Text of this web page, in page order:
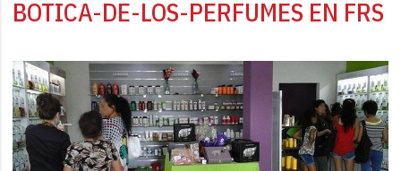
BOTICA-DE-LOS-PERFUMES EN FRS